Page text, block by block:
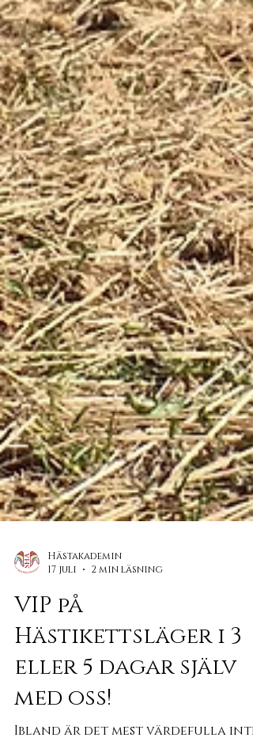
Hästakademin
17 juli
VIP på
Hästikettsläger i 3
eller 5 dagar själv
med oss!